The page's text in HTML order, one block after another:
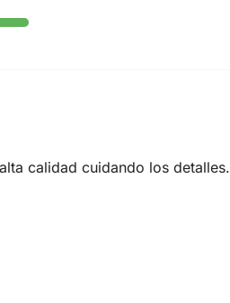
calidad cuidando los detalles.